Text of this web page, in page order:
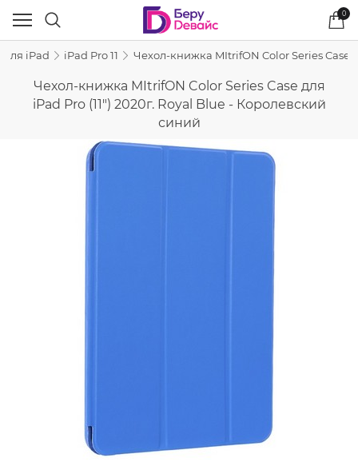
0
для iPad iPad Pro 11 Чехол-книжка MItrifON Color Series Case
Чехол-книжка MItrifON Color Series Case для
iPad Pro (11") 2020г. Royal Blue - Королевский
синий